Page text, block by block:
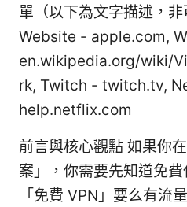
單（以下為文字描述，
Website - apple.com,
en.wikipedia.org/wiki/
rk, Twitch - twitch.tv,
help.netflix.com
前言與核心觀點 如果你
案」，你需要先知道免
「免費 VPN」要么有流